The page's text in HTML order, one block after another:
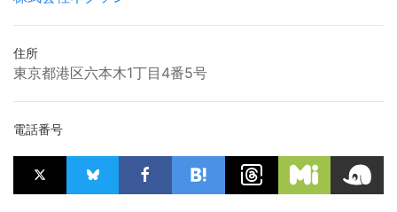
住所
東京都港区六本木1丁目4番5号
電話番号